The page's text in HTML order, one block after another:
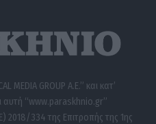
MEDIA GROUP A.E.” και κατ’
αυτή “www.paraskhnio.gr”
2018/334 της Επιτροπής της 1ης